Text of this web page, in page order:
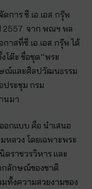
การ ซี.เอ.เอส.กรุ๊พ
2557 จาก พณฯ พล
าสที่ซี.เอ.เอส.กรุ๊พ ได้
โต๊ะ ชื่อชุด“พระ
ษณ์และศิลปวัฒนธรรม
ประชุม กรม
นมา
อกแบบ คือ นำเสนอ
หลวง โดยเฉพาะพระ
ดราชวรวิหาร และ
กลักษณ์ของชาติ
ทั้งความสวยงามของ